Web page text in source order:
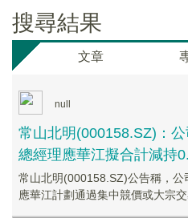
搜尋結果
文章
null
常山北明(000158.SZ)：
總經理應華江擬合計減持
常山北明(000158.SZ)公告稱，
應華江計劃通過集中競價或大宗